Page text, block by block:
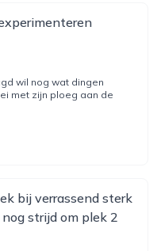
wil nog wat dingen
met zijn ploeg aan de
bij verrassend sterk
strijd om plek 2